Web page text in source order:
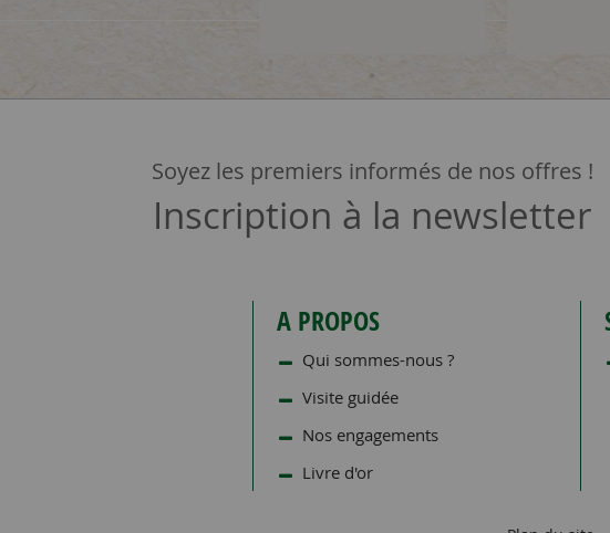
Soyez les premiers informés de nos offres !
Inscription à la newsletter
A PROPOS
Qui sommes-nous ?
Visite guidée
Nos engagements
Livre d'or